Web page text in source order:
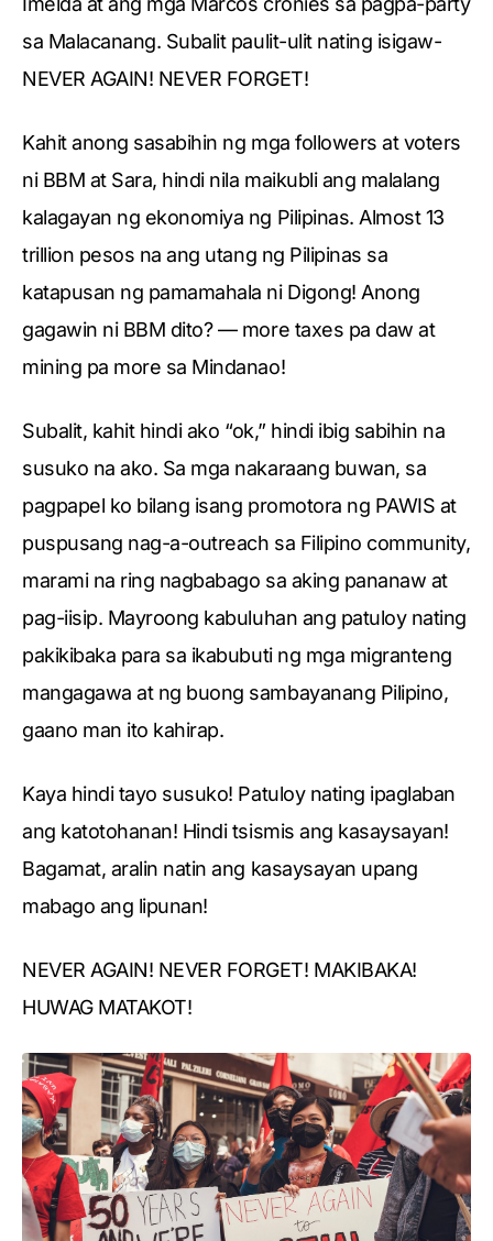
sa Malacanang. Subalit paulit-ulit nating isigaw-
NEVER AGAIN! NEVER FORGET!
Kahit anong sasabihin ng mga followers at voters
ni BBM at Sara, hindi nila maikubli ang malalang
kalagayan ng ekonomiya ng Pilipinas. Almost 13
trillion pesos na ang utang ng Pilipinas sa
katapusan ng pamamahala ni Digong! Anong
gagawin ni BBM dito? — more taxes pa daw at
mining pa more sa Mindanao!
Subalit, kahit hindi ako “ok,” hindi ibig sabihin na
susuko na ako. Sa mga nakaraang buwan, sa
pagpapel ko bilang isang promotora ng PAWIS at
puspusang nag-a-outreach sa Filipino community,
marami na ring nagbabago sa aking pananaw at
pag-iisip. Mayroong kabuluhan ang patuloy nating
pakikibaka para sa ikabubuti ng mga migranteng
mangagawa at ng buong sambayanang Pilipino,
gaano man ito kahirap.
Kaya hindi tayo susuko! Patuloy nating ipaglaban
ang katotohanan! Hindi tsismis ang kasaysayan!
Bagamat, aralin natin ang kasaysayan upang
mabago ang lipunan!
NEVER AGAIN! NEVER FORGET! MAKIBAKA!
HUWAG MATAKOT!